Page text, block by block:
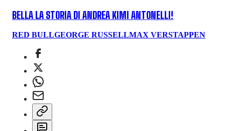
BELLA LA STORIA DI ANDREA KIMI ANTONELLI!
RED BULLGEORGE RUSSELLMAX VERSTAPPEN